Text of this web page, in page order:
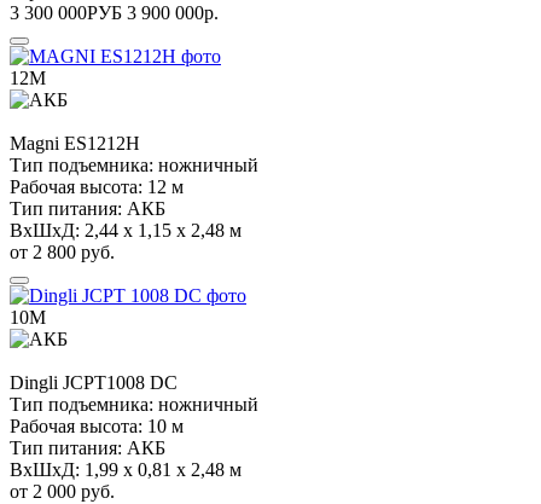
3 300 000РУБ 3 900 000р.
12М
Magni ES1212H
Тип подъемника: ножничный
Рабочая высота: 12 м
Тип питания: АКБ
ВхШхД: 2,44 х 1,15 х 2,48 м
от 2 800 руб.
10М
Dingli JCPT1008 DC
Тип подъемника: ножничный
Рабочая высота: 10 м
Тип питания: АКБ
ВхШхД: 1,99 х 0,81 х 2,48 м
от 2 000 руб.